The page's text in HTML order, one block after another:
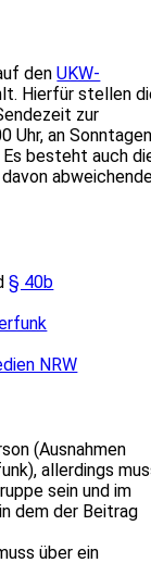
denUKW-
Hierfür stellen
zur
Uhr, an
Es besteht auch
§ 40b
NRW
(Ausnahmen
allerdings
sein und im
dem der Beitrag
über ein